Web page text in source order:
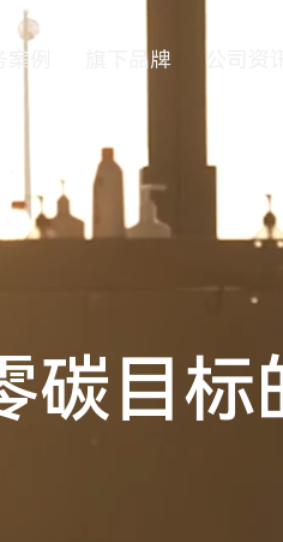
案例 旗下品牌 公司资讯
碳目标